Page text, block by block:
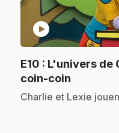
play_circle
E10 : L'univers de
coin-coin
.Charlie et Lexie